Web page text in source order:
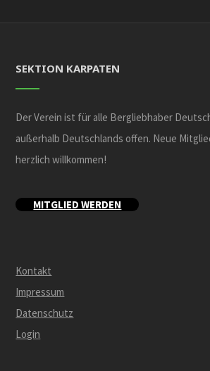
SEKTION KARPATEN
Der Verein ist für alle Bergliebhaber
außerhalb Deutschlands offen. Neue
herzlich willkommen!
MITGLIED WERDEN
Kontakt
Impressum
Datenschutz
Login